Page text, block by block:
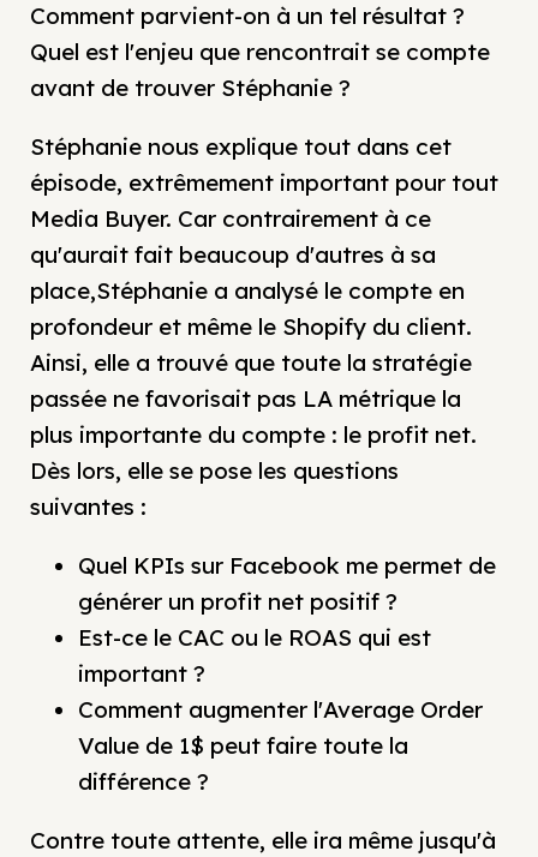
Comment parvient-on à un tel résultat ?
Quel est l'enjeu que rencontrait se compte
avant de trouver Stéphanie ?
Stéphanie nous explique tout dans cet
épisode, extrêmement important pour tout
Media Buyer. Car contrairement à ce
qu'aurait fait beaucoup d'autres à sa
place,Stéphanie a analysé le compte en
profondeur et même le Shopify du client.
Ainsi, elle a trouvé que toute la stratégie
passée ne favorisait pas LA métrique la
plus importante du compte : le profit net.
Dès lors, elle se pose les questions
suivantes :
Quel KPIs sur Facebook me permet de
générer un profit net positif ?
Est-ce le CAC ou le ROAS qui est
important ?
Comment augmenter l'Average Order
Value de 1$ peut faire toute la
différence ?
Contre toute attente, elle ira même jusqu'à